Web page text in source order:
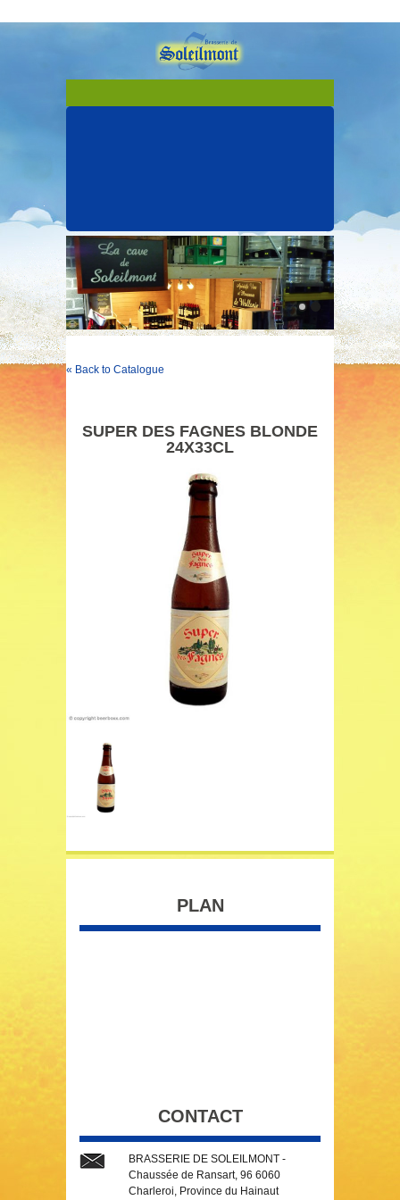
« Back to Catalogue
SUPER DES FAGNES BLONDE
24X33CL
PLAN
CONTACT
BRASSERIE DE SOLEILMONT -
Chaussée de Ransart, 96 6060
Charleroi, Province du Hainaut